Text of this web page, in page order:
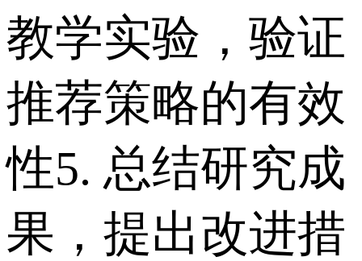
教学实验，验证
推荐策略的有效
性 5. 总结研究成
果，提出改进措